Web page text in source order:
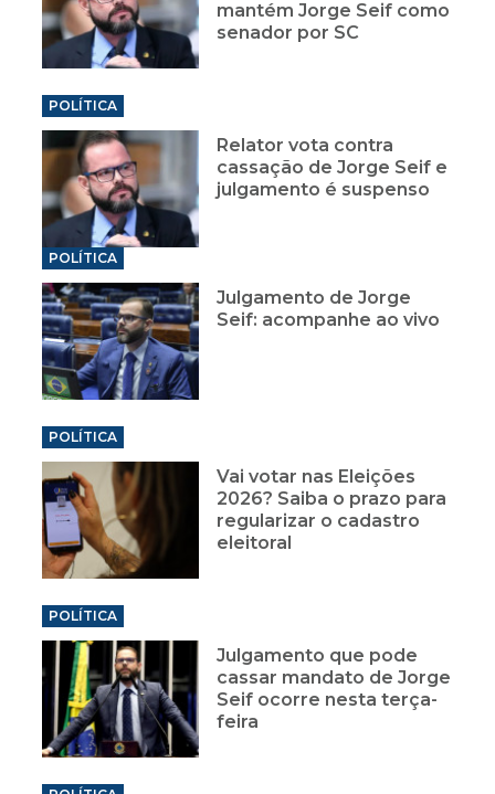
mantém Jorge Seif como
senador por SC
POLÍTICA
Relator vota contra
cassação de Jorge Seif e
julgamento é suspenso
POLÍTICA
Julgamento de Jorge
Seif: acompanhe ao vivo
POLÍTICA
Vai votar nas Eleições
2026? Saiba o prazo para
regularizar o cadastro
eleitoral
POLÍTICA
Julgamento que pode
cassar mandato de Jorge
Seif ocorre nesta terça-
feira